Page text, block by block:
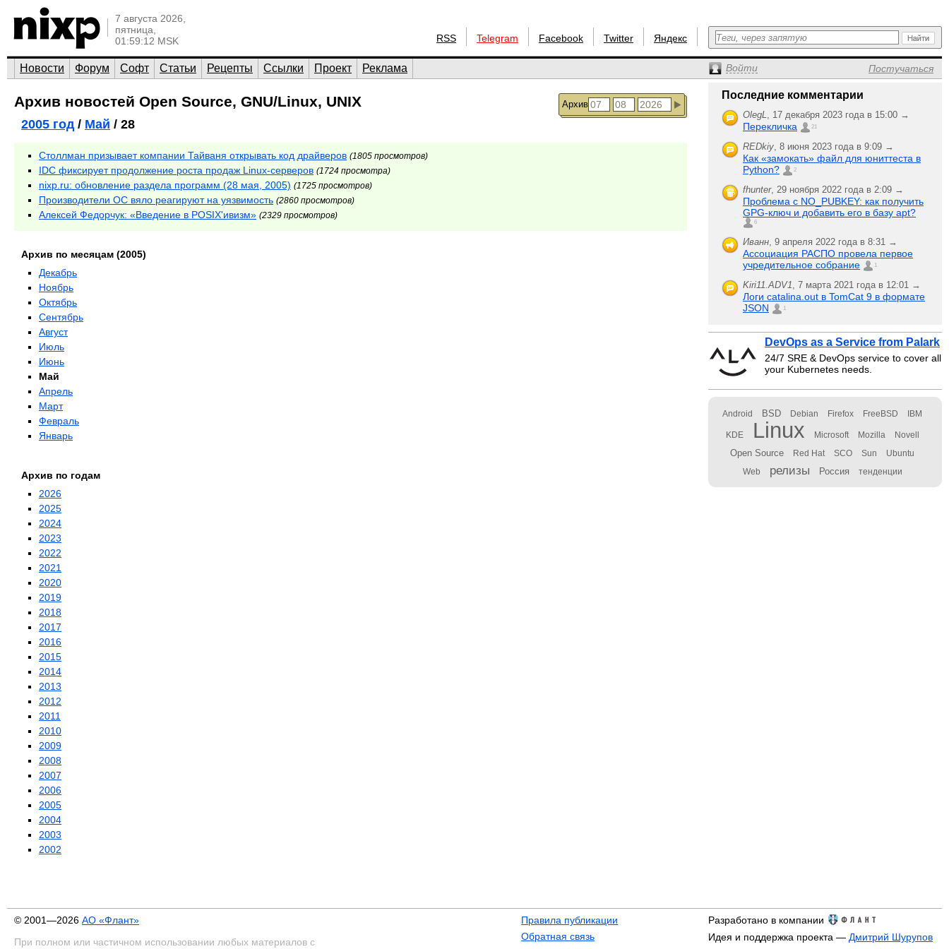
7 августа 2026,
пятница,
01:59:12 MSK
RSS Telegram Facebook Twitter Яндекс
Новости Форум Софт Статьи Рецепты Ссылки Проект Реклама Войти Постучаться
Архив
Архив новостей Open Source, GNU/Linux, UNIX
2005 год/ Май / 28
Столлман призывает компании Тайваня открывать код драйверов (1805 просмотров)
IDC фиксирует продолжение роста продаж Linux-серверов (1724 просмотра)
nixp.ru: обновление раздела программ (28 мая, 2005) (1725 просмотров)
Производители ОС вяло реагируют на уязвимость (2860 просмотров)
Алексей Федорчук: «Введение в POSIX'ивизм» (2329 просмотров)
Архив по месяцам (2005)
Декабрь
Ноябрь
Октябрь
Сентябрь
Август
Июль
Июнь
Май
Апрель
Март
Февраль
Январь
Архив по годам
2026
2025
2024
2023
2022
2021
2020
2019
2018
2017
2016
2015
2014
2013
2012
2011
2010
2009
2008
2007
2006
2005
2004
2003
2002
Последние комментарии
OlegL, 17 декабря 2023 года в 15:00 →
Перекличка 21
REDkiy, 8 июня 2023 года в 9:09 →
Как «замокать» файл для юниттеста в
Python?
2
fhunter, 29 ноября 2022 года в 2:09 →
Проблема с NO_PUBKEY: как получить
GPG-ключ и добавить его в базу apt?
6
Иванн, 9 апреля 2022 года в 8:31 →
Ассоциация РАСПО провела первое
учредительное собрание
1
Kiri11.ADV1, 7 марта 2021 года в 12:01 →
Логи catalina.out в TomCat 9 в формате
JSON
1
DevOps as a Service from Palark
24/7 SRE & DevOps service to cover all
your Kubernetes needs.
Android BSD Debian Firefox FreeBSD IBM
KDE Linux Microsoft Mozilla Novell
Open Source Red Hat SCO Sun Ubuntu
Web релизы Россия тенденции
© 2001—2026 АО «Флант»
При полном или частичном использовании любых материалов с
Правила публикации
Обратная связь
Разработано в компании
Идея и поддержка проекта — Дмитрий Шурупов